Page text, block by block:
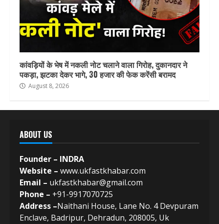
कांवड़ियों के भेष में नकली नोट चलाने वाला गिरोह, दुकानदार ने
पकड़ा, झटका देकर भागे, 30 हजार की फेक करेंसी बरामद
August 8, 2026
ABOUT US
Founder – INDRA
Website – www.ukfastkhabar.com
Email – ukfastkhabar@gmail.com
Phone – +91-9917070725
Address –Naithani House, Lane No. 4 Devpuram
Enclave, Badripur, Dehradun, 208005, Uk